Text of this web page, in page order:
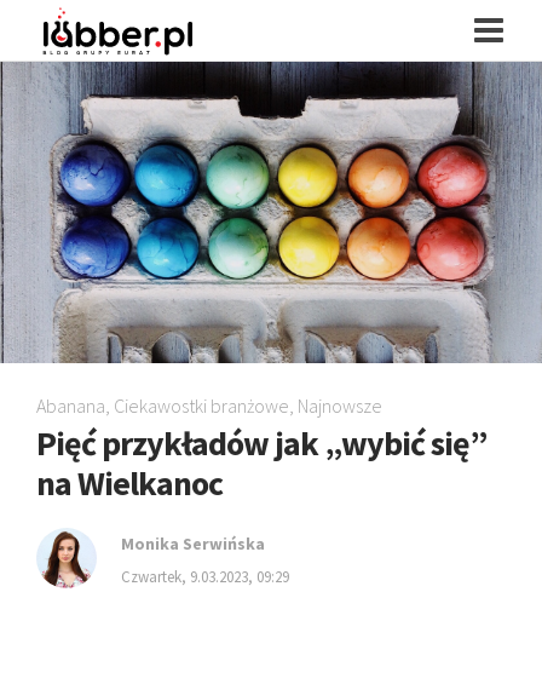
Abanana, Ciekawostki branżowe, Najnowsze
Pięć przykładów jak „wybić się”
na Wielkanoc
Monika Serwińska
czwartek, 9.03.2023, 09:29